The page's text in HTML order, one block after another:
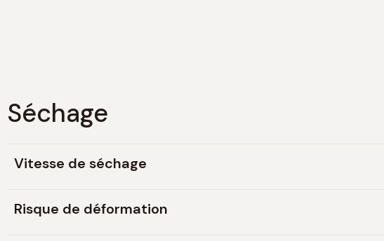
Séchage
Vitesse de séchage
Risque de déformation